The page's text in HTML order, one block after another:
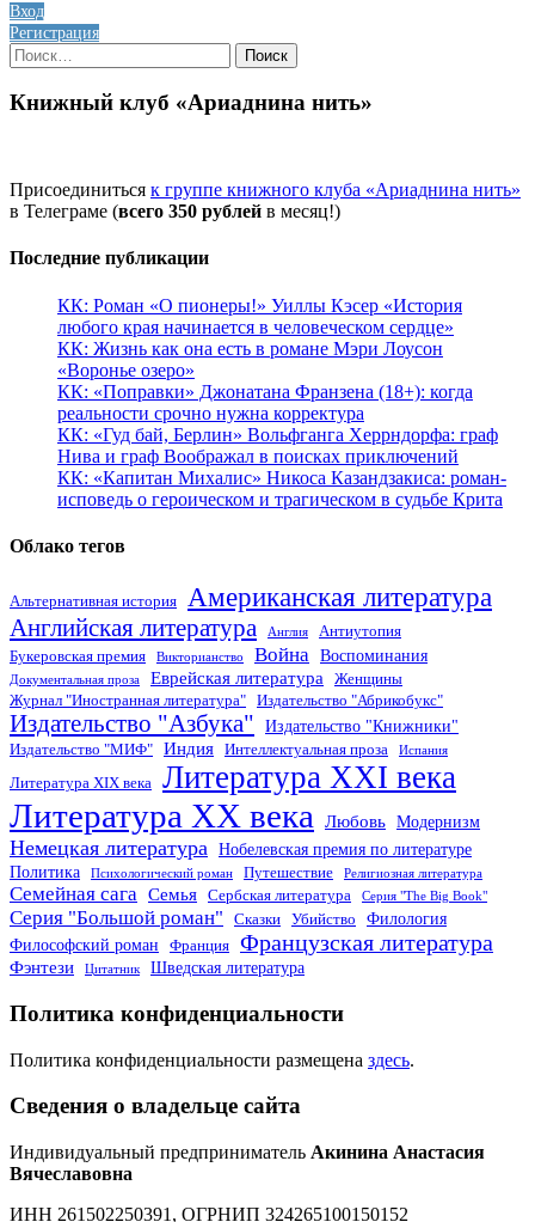
Вход
Регистрация
Найти:
Книжный клуб «Ариаднина нить»
Присоединиться к группе книжного клуба «Ариаднина нить»
в Телеграме (всего 350 рублей в месяц!)
Последние публикации
КК: Роман «О пионеры!» Уиллы Кэсер «История
любого края начинается в человеческом сердце»
КК: Жизнь как она есть в романе Мэри Лоусон
«Воронье озеро»
КК: «Поправки» Джонатана Франзена (18+): когда
реальности срочно нужна корректура
КК: «Гуд бай, Берлин» Вольфганга Херрндорфа: граф
Нива и граф Воображал в поисках приключений
КК: «Капитан Михалис» Никоса Казандзакиса: роман-
исповедь о героическом и трагическом в судьбе Крита
Облако тегов
Альтернативная история Американская литература
Английская литература Англия
Антиутопия
Букеровская премия
Викторианство Война Воспоминания
Документальная проза Еврейская литература
Женщины
Журнал "Иностранная литература"
Издательство "Абрикобукс"
Издательство "Азбука" Издательство "Книжники"
Издательство "МИФ" Индия Интеллектуальная проза Испания
Литература XIX века Литература XXI века
Литература XX века Любовь Модернизм
Немецкая литература Нобелевская премия по литературе
Политика
Психологический роман Путешествие Религиозная литература
Семейная сага Семья Сербская литература Серия "The Big Book"
Серия "Большой роман" Сказки Убийство
Филология
Философский роман
Франция Французская литература
Фэнтези Цитатник Шведская литература
Политика конфиденциальности
Политика конфиденциальности размещена здесь.
Сведения о владельце сайта
Индивидуальный предприниматель Акинина Анастасия
Вячеславовна
ИНН 261502250391, ОГРНИП 324265100150152